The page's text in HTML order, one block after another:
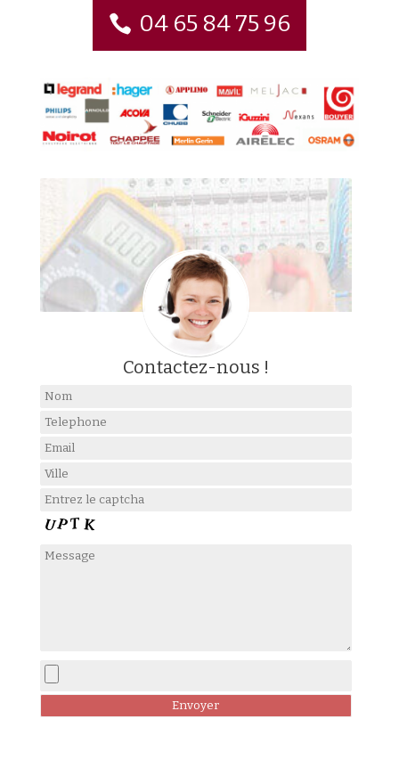
04 65 84 75 96
Contactez-nous !